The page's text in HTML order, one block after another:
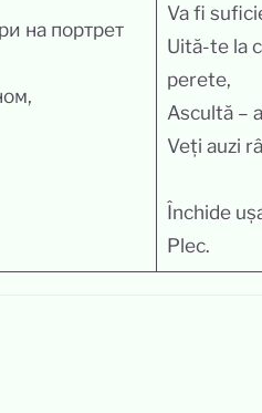
на портрет
Va fi
Uită-te la
perete,
Ascultă –
Veți auzi
Închide
Plec.